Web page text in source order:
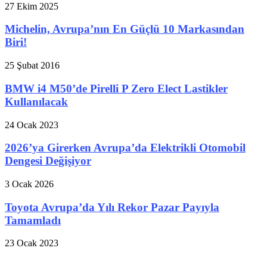
27 Ekim 2025
Michelin, Avrupa’nın En Güçlü 10 Markasından
Biri!
25 Şubat 2016
BMW i4 M50’de Pirelli P Zero Elect Lastikler
Kullanılacak
24 Ocak 2023
2026’ya Girerken Avrupa’da Elektrikli Otomobil
Dengesi Değişiyor
3 Ocak 2026
Toyota Avrupa’da Yılı Rekor Pazar Payıyla
Tamamladı
23 Ocak 2023